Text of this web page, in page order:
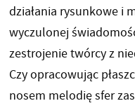
działania rysunkowe i
wyczulonej
zestrojenie twórcy z
Czy opracowując
nosem melodię sfer